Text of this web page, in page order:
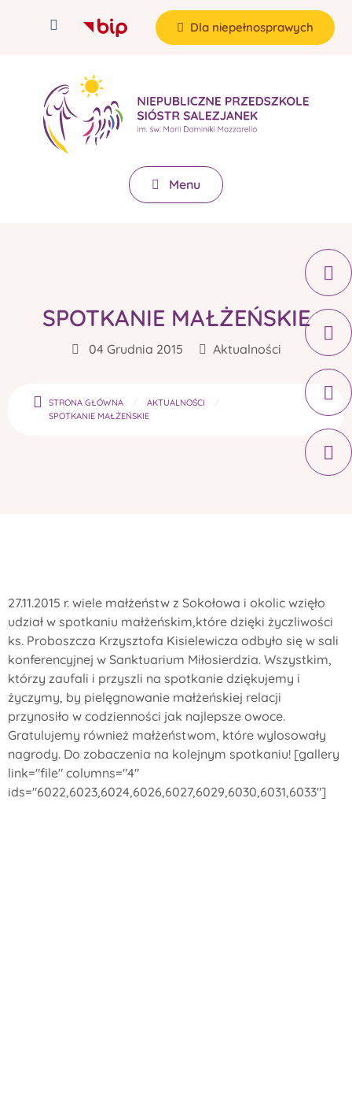
Dla niepełnosprawych
Menu
SPOTKANIE MAŁŻEŃSKIE
04 Grudnia 2015 Aktualności
STRONA GŁÓWNA
AKTUALNOŚCI
SPOTKANIE MAŁŻEŃSKIE
27.11.2015 r. wiele małżeństw z Sokołowa i okolic wzięło
udział w spotkaniu małżeńskim,które dzięki życzliwości
ks. Proboszcza Krzysztofa Kisielewicza odbyło się w sali
konferencyjnej w Sanktuarium Miłosierdzia. Wszystkim,
którzy zaufali i przyszli na spotkanie dziękujemy i
życzymy, by pielęgnowanie małżeńskiej relacji
przynosiło w codzienności jak najlepsze owoce.
Gratulujemy również małżeństwom, które wylosowały
nagrody. Do zobaczenia na kolejnym spotkaniu! [gallery
link="file" columns="4"
ids="6022,6023,6024,6026,6027,6029,6030,6031,6033"]